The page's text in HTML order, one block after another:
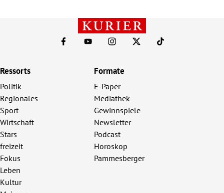
Ressorts
Politik
Regionales
Sport
Wirtschaft
Stars
freizeit
Fokus
Leben
Kultur
Formate
E-Paper
Mediathek
Gewinnspiele
Newsletter
Podcast
Horoskop
Pammesberger